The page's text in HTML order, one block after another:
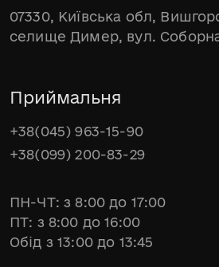
07330, Київська обл,
селище Димер, вул.
Приймальня
+38(045) 963-15-90
+38(099) 200-83-29
ПН-ЧТ: з 8:00 до 17:00
ПТ: з 8:00 до 16:00
Обід з 13:00 до 13:45